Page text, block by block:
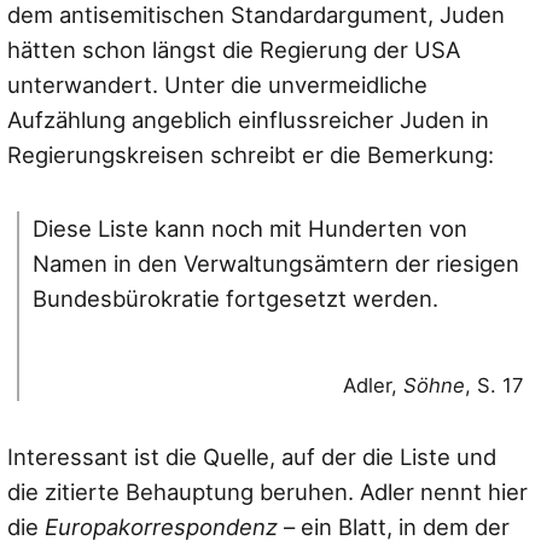
dem antisemitischen Standardargument, Juden
hätten schon längst die Regierung der USA
unterwandert. Unter die unvermeidliche
Aufzählung angeblich einflussreicher Juden in
Regierungskreisen schreibt er die Bemerkung:
Diese Liste kann noch mit Hunderten von
Namen in den Verwaltungsämtern der riesigen
Bundesbürokratie fortgesetzt werden.
Adler, Söhne, S. 17
Interessant ist die Quelle, auf der die Liste und
die zitierte Behauptung beruhen. Adler nennt hier
die Europakorrespondenz – ein Blatt, in dem der